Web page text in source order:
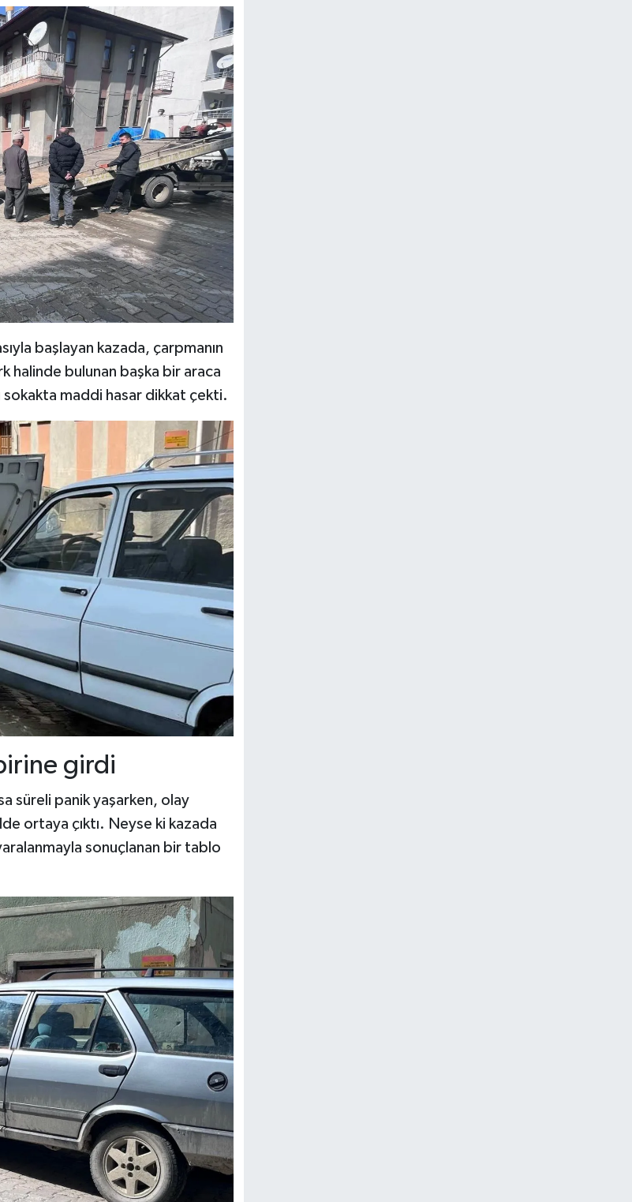
başlayan kazada, çarpmanın
halinde bulunan başka bir araca
sokakta maddi hasar dikkat çekti.
girdi
süreli panik yaşarken, olay
ortaya çıktı. Neyse ki kazada
sonuçlanan bir tablo